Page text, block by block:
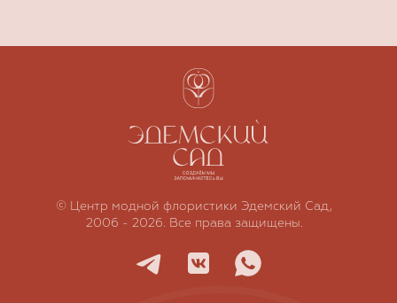
© Центр модной флористики Эдемский Сад,
2006 - 2026. Все права защищены.